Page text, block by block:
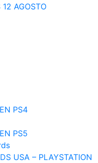
12 AGOSTO
PS4
PS5
USA – PLAYSTATION